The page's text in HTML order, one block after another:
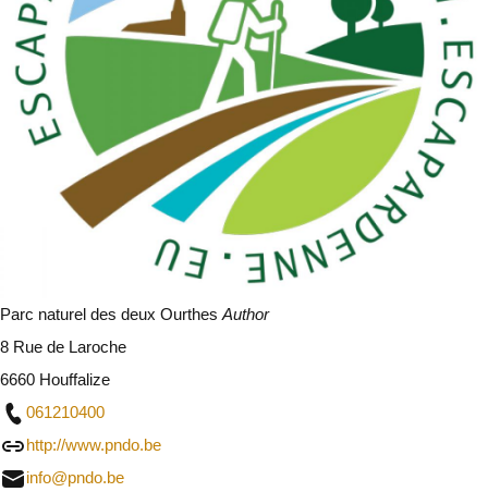
Parc naturel des deux Ourthes Author
8 Rue de Laroche
6660 Houffalize
061210400
http://www.pndo.be
info@pndo.be